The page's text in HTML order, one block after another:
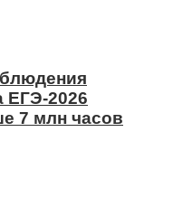
ЕГЭ-2026
7 млн часов